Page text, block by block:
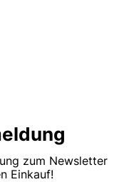
zum Newsletter
Einkauf!